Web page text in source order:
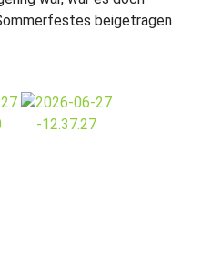
beigetragen